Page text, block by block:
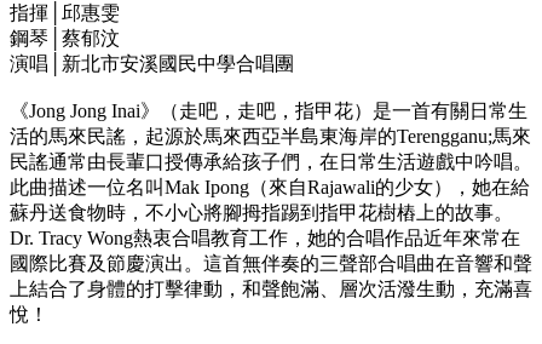
指揮│邱惠雯
鋼琴│蔡郁汶
演唱│新北市安溪國民中學合唱團
《Jong Jong Inai》（走吧，走吧，指甲花）是一首有關日常生
活的馬來民謠，起源於馬來西亞半島東海岸的Terengganu;馬來
民謠通常由長輩口授傳承給孩子們，在日常生活遊戲中吟唱。
此曲描述一位名叫Mak Ipong（來自Rajawali的少女），她在給
蘇丹送食物時，不小心將腳拇指踢到指甲花樹樁上的故事。
Dr. Tracy Wong熱衷合唱教育工作，她的合唱作品近年來常在
國際比賽及節慶演出。這首無伴奏的三聲部合唱曲在音響和聲
上結合了身體的打擊律動，和聲飽滿、層次活潑生動，充滿喜
悅！